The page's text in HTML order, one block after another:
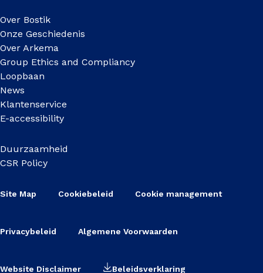
Over Bostik
Onze Geschiedenis
Over Arkema
Group Ethics and Compliancy
Loopbaan
News
Klantenservice
E-accessibility
Duurzaamheid
CSR Policy
Site Map Cookiebeleid Cookie management
Privacybeleid Algemene Voorwaarden
Website Disclaimer Beleidsverklaring